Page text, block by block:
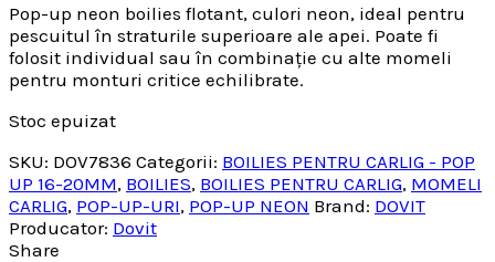
Pop-up neon boilies flotant, culori neon, ideal pentru
pescuitul în straturile superioare ale apei. Poate fi
folosit individual sau în combinație cu alte momeli
pentru monturi critice echilibrate.
Stoc epuizat
SKU: DOV7836 Categorii: BOILIES PENTRU CARLIG - POP
UP 16-20MM, BOILIES, BOILIES PENTRU CARLIG, MOMELI
CARLIG, POP-UP-URI, POP-UP NEON Brand: DOVIT
Producator: Dovit
Share